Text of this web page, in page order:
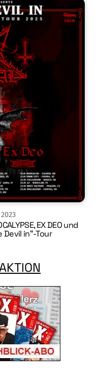
2023
EX DEO und
Devil in“-Tour